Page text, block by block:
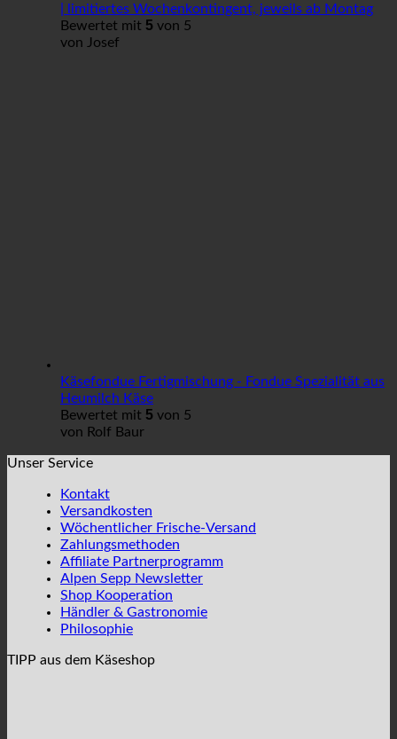
| limitiertes Wochenkontingent, jeweils ab Montag
Bewertet mit 5 von 5
von Josef
Käsefondue Fertigmischung - Fondue Spezialität aus
Heumilch Käse
Bewertet mit 5 von 5
von Rolf Baur
Unser Service
Kontakt
Versandkosten
Wöchentlicher Frische-Versand
Zahlungsmethoden
Affiliate Partnerprogramm
Alpen Sepp Newsletter
Shop Kooperation
Händler & Gastronomie
Philosophie
TIPP aus dem Käseshop